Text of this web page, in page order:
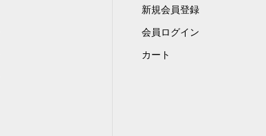
新規会員登録
会員ログイン
カート